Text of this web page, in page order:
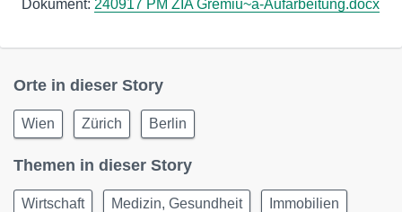
Dokument: 240917 PM ZIA Gremiu~a-Aufarbeitung.docx
Orte in dieser Story
Wien Zürich Berlin
Themen in dieser Story
Wirtschaft Medizin, Gesundheit Immobilien